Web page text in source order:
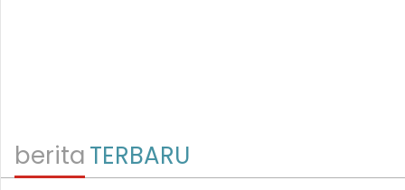
beritaTERBARU